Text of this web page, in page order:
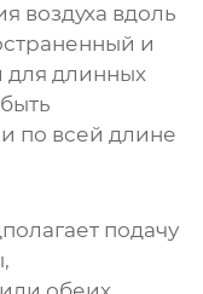
воздуха вдоль
и
для длинных
и по всей длине
подачу